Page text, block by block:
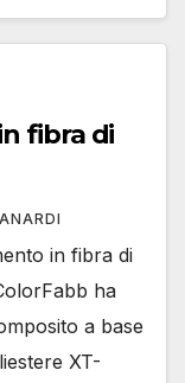
fibra di
in fibra di
ha
a base
XT-